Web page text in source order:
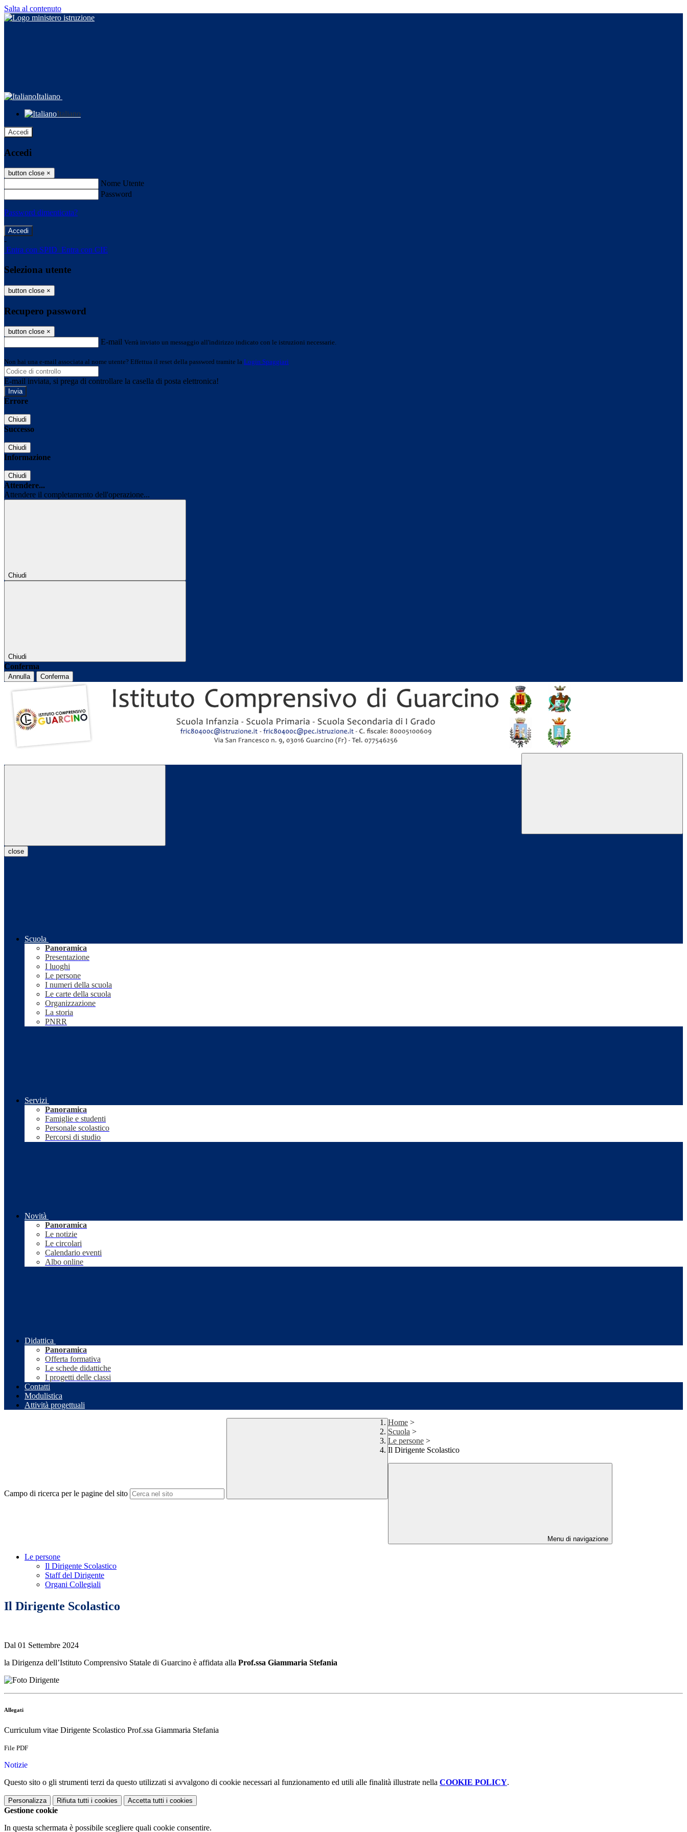
Salta al contenuto
Italiano
Italiano
Accedi
Accedi
button close ×
Nome Utente
Password
Password dimenticata?
-
Entra con SPID Entra con CIE
Seleziona utente
button close ×
Recupero password
button close ×
E-mail Verrà inviato un messaggio all'indirizzo indicato con le istruzioni necessarie.
Non hai una e-mail associata al nome utente? Effettua il reset della password tramite la Login Spaggiari
E-mail inviata, si prega di controllare la casella di posta elettronica!
Errore
Chiudi
Successo
Chiudi
Informazione
Chiudi
Attendere...
Attendere il completamento dell'operazione...
Chiudi
Chiudi
Conferma
Annulla Conferma
close
Scuola
Panoramica
Presentazione
I luoghi
Le persone
I numeri della scuola
Le carte della scuola
Organizzazione
La storia
PNRR
Servizi
Panoramica
Famiglie e studenti
Personale scolastico
Percorsi di studio
Novità
Panoramica
Le notizie
Le circolari
Calendario eventi
Albo online
Didattica
Panoramica
Offerta formativa
Le schede didattiche
I progetti delle classi
Contatti
Modulistica
Attività progettuali
Campo di ricerca per le pagine del sito
Home >
Scuola >
Le persone >
Il Dirigente Scolastico
Menu di navigazione
Le persone
Il Dirigente Scolastico
Staff del Dirigente
Organi Collegiali
Il Dirigente Scolastico
Dal 01 Settembre 2024
la Dirigenza dell’Istituto Comprensivo Statale di Guarcino è affidata alla Prof.ssa Giammaria Stefania
Allegati
Curriculum vitae Dirigente Scolastico Prof.ssa Giammaria Stefania
File PDF
Notizie
Questo sito o gli strumenti terzi da questo utilizzati si avvalgono di cookie necessari al funzionamento ed utili alle finalità illustrate nella COOKIE POLICY.
Personalizza Rifiuta tutti i cookies Accetta tutti i cookies
Gestione cookie
In questa schermata è possibile scegliere quali cookie consentire.